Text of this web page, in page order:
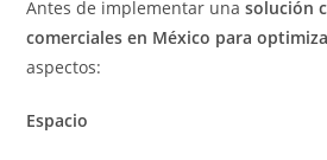
Antes de implementar unasolución
comerciales en México para
aspectos:
Espacio